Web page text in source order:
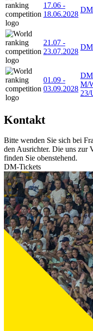
17.06 -
18.06.2028
DM
21.07 -
23.07.2028
DM
01.09 -
03.09.2028
M/
23/
Kontakt
Bitte wenden Sie sich bei
den Ausrichter. Die uns zur
finden Sie obenstehend.
DM-Tickets